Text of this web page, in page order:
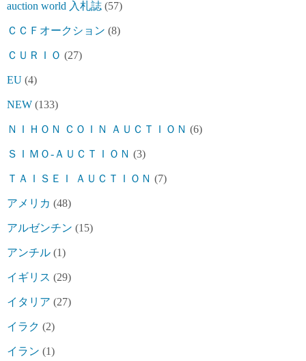
auction world 入札誌 (57)
ＣＣＦオークション (8)
ＣＵＲＩＯ (27)
EU (4)
NEW (133)
ＮＩＨＯＮ ＣＯＩＮ ＡＵＣＴＩＯＮ (6)
ＳＩＭＯ-ＡＵＣＴＩＯＮ (3)
ＴＡＩＳＥＩ ＡＵＣＴＩＯＮ (7)
アメリカ (48)
アルゼンチン (15)
アンチル (1)
イギリス (29)
イタリア (27)
イラク (2)
イラン (1)